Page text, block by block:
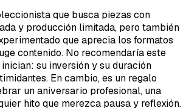
que busca piezas con
y producción limitada, pero también
que aprecia los formatos
contenido. No recomendaría este
su inversión y su duración
En cambio, es un regalo
un aniversario profesional, una
hito que merezca pausa y reflexión.